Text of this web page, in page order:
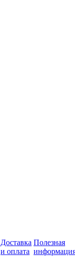
Доставка
и оплата
Полезная